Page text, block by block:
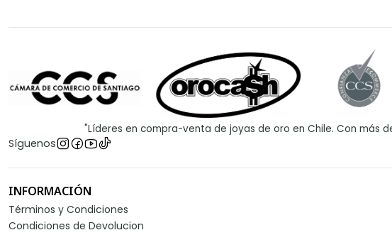
"Líderes en compra-venta de joyas de oro en Chile. Con más
Síguenos
INFORMACIÓN
Términos y Condiciones
Condiciones de Devolucion